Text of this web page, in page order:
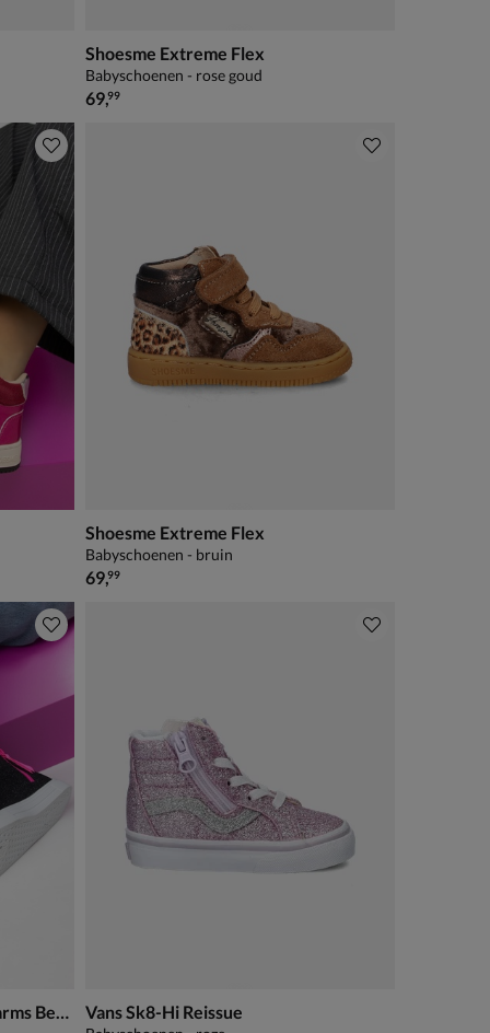
Shoesme Extreme Flex
Babyschoenen - rose goud
€ 69,99
69,99
Shoesme Extreme Flex
Babyschoenen - bruin
€ 69,99
69,99
Skechers S-Lights Twinkle Charms Bestie Vans Sk8-Hi Reissue